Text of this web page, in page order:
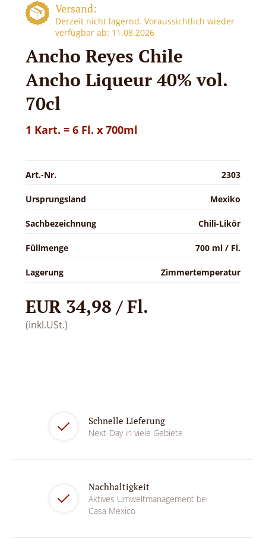
Versand:
Derzeit nicht lagernd. Voraussichtlich wieder
verfügbar ab: 11.08.2026
Ancho Reyes Chile
Ancho Liqueur 40% vol.
70cl
1 Kart. = 6 Fl. x 700ml
Art.-Nr. 2303
Ursprungsland Mexiko
Sachbezeichnung Chili-Likör
Füllmenge 700 ml / Fl.
Lagerung Zimmertemperatur
EUR 34,98 / Fl.
(inkl.USt.)
Schnelle Lieferung
Next-Day in viele Gebiete
Nachhaltigkeit
Aktives Umweltmanagement bei
Casa Mexico